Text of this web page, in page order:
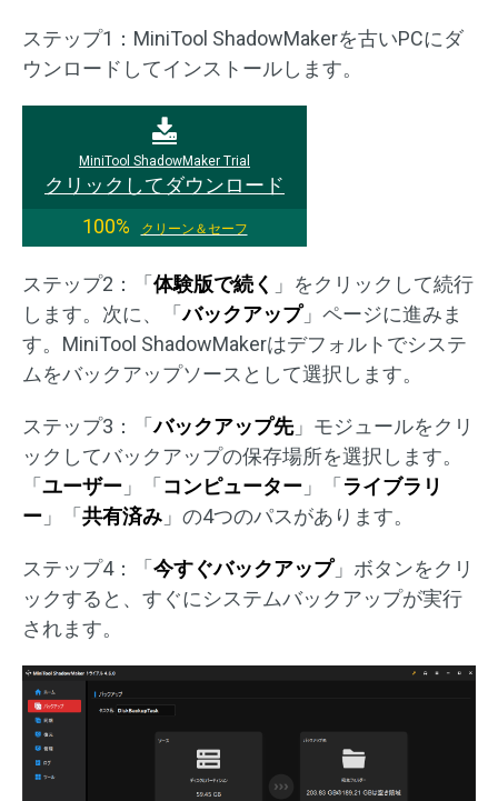
ステップ1：MiniTool ShadowMakerを古いPCにダ
ウンロードしてインストールします。
MiniTool ShadowMaker Trial
クリックしてダウンロード
100%
クリーン＆セーフ
ステップ2：「 体験版で続く 」をクリックして続行
します。次に、「バックアップ」ページに進みま
す。MiniTool ShadowMakerはデフォルトでシステ
ムをバックアップソースとして選択します。
ステップ3：「バックアップ先」モジュールをクリ
ックしてバックアップの保存場所を選択します。
「 ユーザー 」「 コンピューター 」「 ライブラリ
ー 」「 共有済み 」の4つのパスがあります。
ステップ4：「 今すぐバックアップ」ボタンをクリ
ックすると、すぐにシステムバックアップが実行
されます。